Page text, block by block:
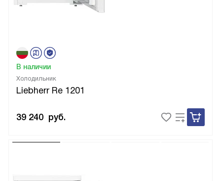
Холодильник
Liebherr Re 1201
В наличии
39 240 руб.